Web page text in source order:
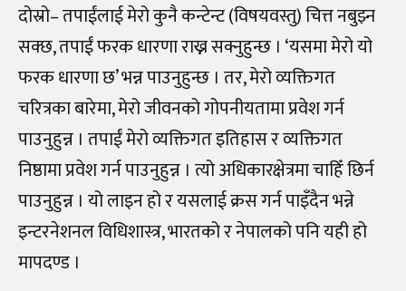
दोस्रो–तपाईंलाई मेरो कुनै कन्टेन्ट (विषयवस्तु) चित्त नबुझ्न
सक्छ, तपाईं फरक धारणा राख्न सक्नुहुन्छ । ‘यसमा मेरो यो
फरक धारणा छ’ भन्न पाउनुहुन्छ । तर, मेरो व्यक्तिगत
चरित्रका बारेमा, मेरो जीवनको गोपनीयतामा प्रवेश गर्न
पाउनुहुन्न । तपाईं मेरो व्यक्तिगत इतिहास र व्यक्तिगत
निष्ठामा प्रवेश गर्न पाउनुहुन्न । त्यो अधिकारक्षेत्रमा चाहिँ छिर्न
पाउनुहुन्न । यो लाइन हो र यसलाई क्रस गर्न पाइँदैन भन्ने
इन्टरनेशनल विधिशास्त्र, भारतको र नेपालको पनि यही हो
मापदण्ड ।